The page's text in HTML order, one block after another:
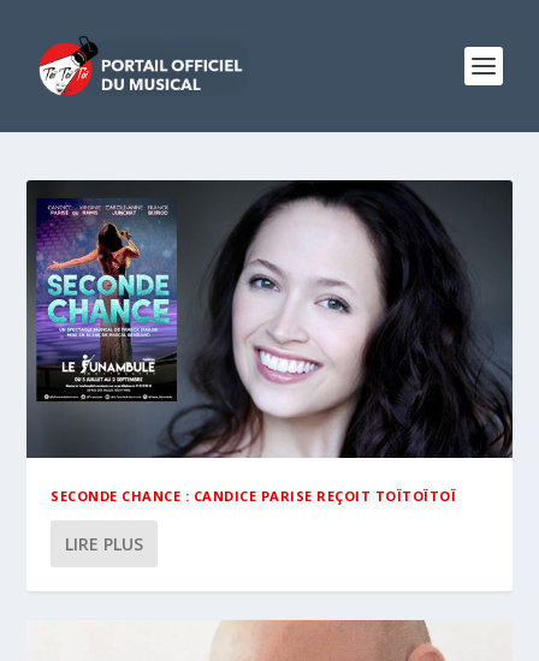
SECONDE CHANCE : CANDICE PARISE REÇOIT TOÏTOÏTOÏ
LIRE PLUS